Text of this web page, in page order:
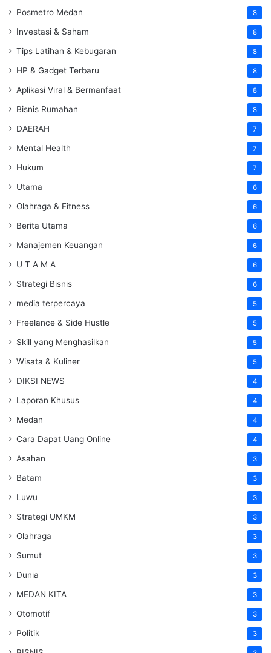
Posmetro Medan 8
Investasi & Saham 8
Tips Latihan & Kebugaran 8
HP & Gadget Terbaru 8
Aplikasi Viral & Bermanfaat 8
Bisnis Rumahan 8
DAERAH 7
Mental Health 7
Hukum 7
Utama 6
Olahraga & Fitness 6
Berita Utama 6
Manajemen Keuangan 6
U T A M A 6
Strategi Bisnis 6
media terpercaya 5
Freelance & Side Hustle 5
Skill yang Menghasilkan 5
Wisata & Kuliner 5
DIKSI NEWS 4
Laporan Khusus 4
Medan 4
Cara Dapat Uang Online 4
Asahan 3
Batam 3
Luwu 3
Strategi UMKM 3
Olahraga 3
Sumut 3
Dunia 3
MEDAN KITA 3
Otomotif 3
Politik 3